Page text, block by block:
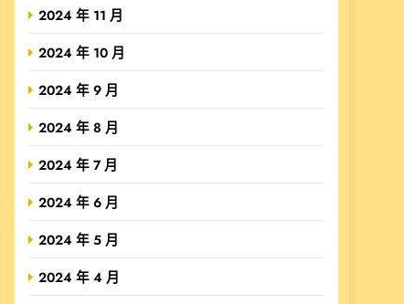
2024 年 11 月
2024 年 10 月
2024 年 9 月
2024 年 8 月
2024 年 7 月
2024 年 6 月
2024 年 5 月
2024 年 4 月